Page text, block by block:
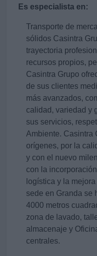
Es especialista en:
Transporte de
sólidos Casintra
trayectoria
recursos propios,
Casintra Grupo
de sus clientes
más avanzados,
calidad, variedad y
sus servicios,
Ambiente. Casintra
orígenes, por la
y con el nuevo
con la
logística y la
sede en Granda se
4000 metros
zona de lavado,
almacenaje y
centrales.